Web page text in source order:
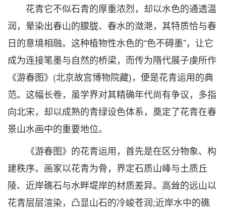
花青它不似石青的厚重浓烈，却以水色的通透温
润，晕染出春山的朦胧、春水的潋滟，其特质恰与春
日的意境相融。这种植物性水色的“色不碍墨”，让它
成为连接笔墨与自然的桥梁，而传为隋代展子虔所作
《游春图》(北京故宫博物院藏)，便是花青运用的典
范。这幅长卷，虽学界对其精确年代尚有争议，多指
向北宋，却以成熟的青绿设色体系，奠定了花青在春
景山水画中的重要地位。
《游春图》的花青运用，首先是在区分物象、构
建秩序。画家以花青为骨，界定石质山峰与土质丘
陵、近岸礁石与水畔堤岸的材质差异。高耸的远山以
花青层层渲染，凸显山石的冷峻苍润;近岸水中的礁